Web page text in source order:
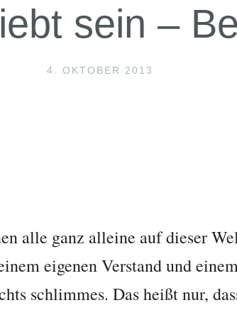
sein –
4. OKTOBER 2013
alle ganz alleine auf dieser
eigenen Verstand und
schlimmes. Das heißt nur,